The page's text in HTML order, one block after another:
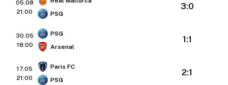
05.08
21:00
PSG
3:0
30.05
18:00
PSG
Arsenal
1:1
17.05
21:00
Paris FC
PSG
2:1